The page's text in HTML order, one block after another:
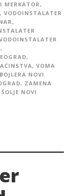
MERKATOR,
, VODOINSTALATER
,
,
,
, VOMA
NOVI
, ZAMENA
NOVI